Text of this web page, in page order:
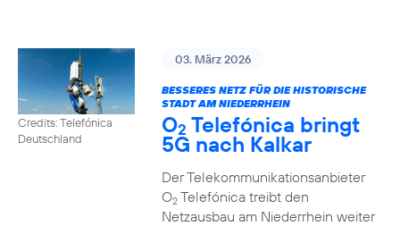
Credits: Telefónica
Deutschland
03. März 2026
BESSERES NETZ FÜR DIE HISTORISCHE
STADT AM NIEDERRHEIN
O2 Telefónica bringt
5G nach Kalkar
Der Telekommunikationsanbieter
O2Telefónica treibt den
Netzausbau am Niederrhein weiter